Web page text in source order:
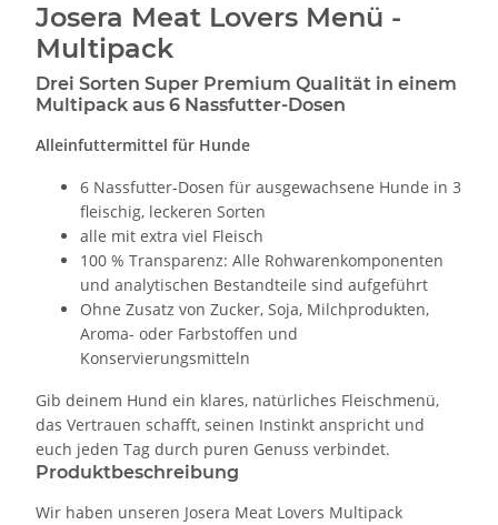
Josera Meat Lovers Menü -
Multipack
Drei Sorten Super Premium Qualität in einem
Multipack aus 6 Nassfutter-Dosen
Alleinfuttermittel für Hunde
6 Nassfutter-Dosen für ausgewachsene Hunde in 3
fleischig, leckeren Sorten
alle mit extra viel Fleisch
100 % Transparenz: Alle Rohwarenkomponenten
und analytischen Bestandteile sind aufgeführt
Ohne Zusatz von Zucker, Soja, Milchprodukten,
Aroma- oder Farbstoffen und
Konservierungsmitteln
Gib deinem Hund ein klares, natürliches Fleischmenü,
das Vertrauen schafft, seinen Instinkt anspricht und
euch jeden Tag durch puren Genuss verbindet.
Produktbeschreibung
Wir haben unseren Josera Meat Lovers Multipack